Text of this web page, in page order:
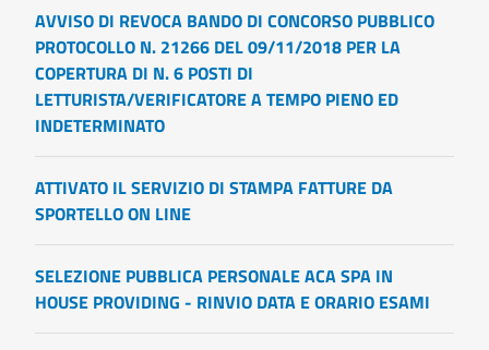
AVVISO DI REVOCA BANDO DI CONCORSO PUBBLICO
PROTOCOLLO N. 21266 DEL 09/11/2018 PER LA
COPERTURA DI N. 6 POSTI DI
LETTURISTA/VERIFICATORE A TEMPO PIENO ED
INDETERMINATO
ATTIVATO IL SERVIZIO DI STAMPA FATTURE DA
SPORTELLO ON LINE
SELEZIONE PUBBLICA PERSONALE ACA SPA IN
HOUSE PROVIDING - RINVIO DATA E ORARIO ESAMI